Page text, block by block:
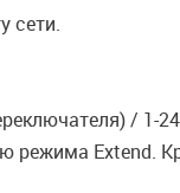
сети.
/ 1-
режима Extend.